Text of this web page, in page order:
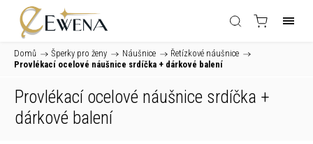
Domů / Šperky pro ženy / Náušnice / Řetízkové náušnice /
Provlékací ocelové náušnice srdíčka + dárkové balení
Provlékací ocelové náušnice srdíčka +
dárkové balení